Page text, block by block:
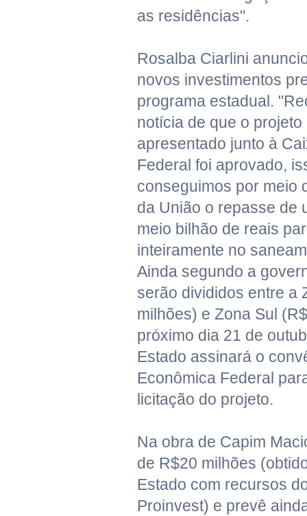
as residências".
Rosalba Ciarlini
novos investimentos
programa estadual.
notícia de que o
apresentado junto à
Federal foi aprovado,
conseguimos por meio
da União o repasse de
meio bilhão de reais
inteiramente no
Ainda segundo a
serão divididos entre a
milhões) e Zona Sul
próximo dia 21 de
Estado assinará o
Econômica Federal
licitação do projeto.
Na obra de Capim
de R$20 milhões
Estado com recursos
Proinvest) e prevê